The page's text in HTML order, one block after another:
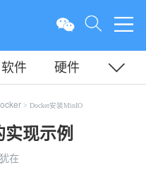
软件
硬件
> Docker安装MinIO
现示例
在